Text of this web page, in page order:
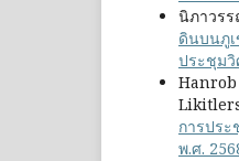
นิภาวรร
ดินบนภูเ
ประชุมวิ
การประ
พ.ศ.